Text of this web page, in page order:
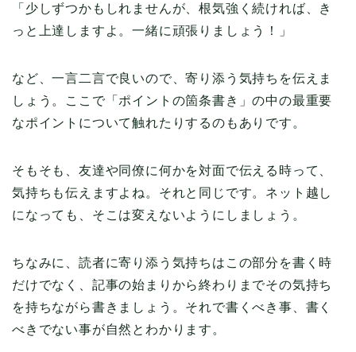
「少しずつかもしれませんが、根気強く続ければ、き
っと上達しますよ。一緒に頑張りましょう！」
など、一言二言で良いので、寄り添う気持ちを伝えま
しょう。ここで「ポイントの箇条書き」の中の最重要
なポイントについて触れたりするのもありです。
そもそも、友達や同僚に何かを対面で伝える時って、
気持ちも伝えますよね。それと同じです。ネット越し
になっても、そこは変えないようにしましょう。
ちなみに、読者に寄り添う気持ちはこの部分を書く時
だけでなく、記事の始まりから終わりまでその気持ち
を持ちながら書きましょう。それで書くべき事、書く
べきでない事が自然とわかります。